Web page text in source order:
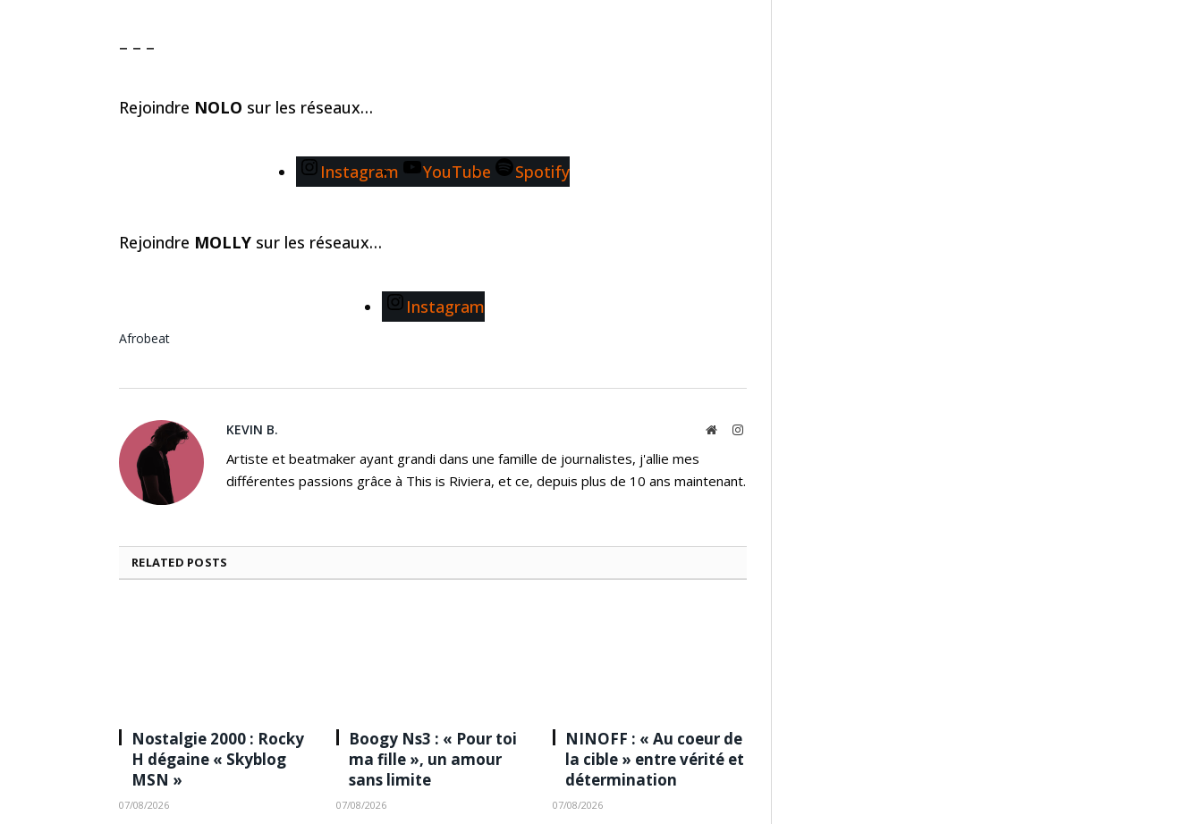
– – –
Rejoindre NOLO sur les réseaux…
Instagram YouTube Spotify
Rejoindre MOLLY sur les réseaux…
Instagram
Afrobeat
KEVIN B. WebsiteInstagram
Artiste et beatmaker ayant grandi dans une famille de journalistes, j'allie mes
différentes passions grâce à This is Riviera, et ce, depuis plus de 10 ans maintenant.
RELATED POSTS
Nostalgie 2000 : Rocky
H dégaine « Skyblog
MSN »
07/08/2026
Boogy Ns3 : « Pour toi
ma fille », un amour
sans limite
07/08/2026
NINOFF : « Au coeur de
la cible » entre vérité et
détermination
07/08/2026